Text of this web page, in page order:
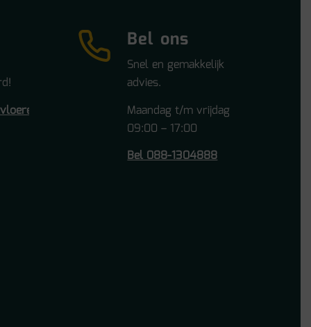
Bel ons
Snel en gemakkelijk
advies.
Maandag t/m vrijdag
09:00 – 17:00
Bel 088-1304888